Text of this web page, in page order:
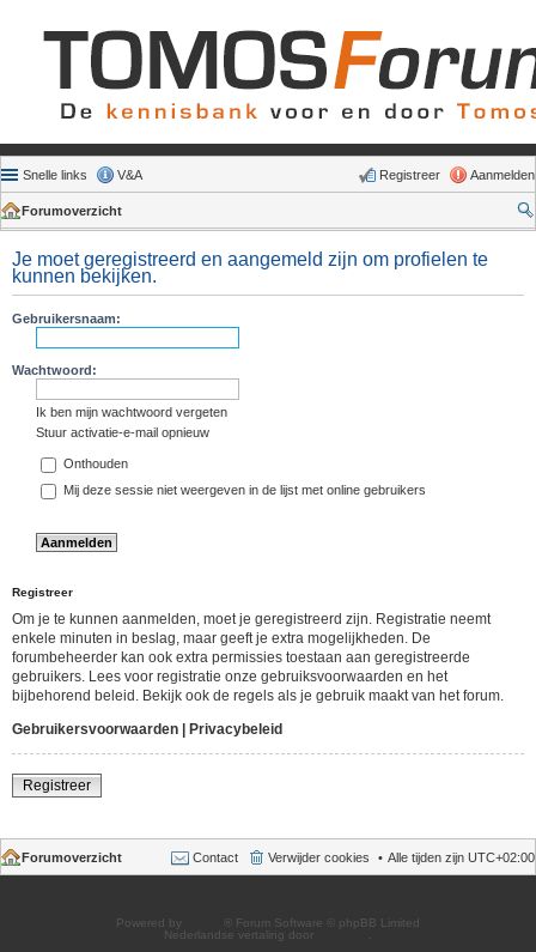
Snelle links V&A Aanmelden
Registreer
Forumoverzicht
Je moet geregistreerd en aangemeld zijn om profielen te
kunnen bekijken.
Gebruikersnaam:
Wachtwoord:
Ik ben mijn wachtwoord vergeten
Stuur activatie-e-mail opnieuw
Onthouden
Mij deze sessie niet weergeven in de lijst met online gebruikers
Registreer
Om je te kunnen aanmelden, moet je geregistreerd zijn. Registratie neemt
enkele minuten in beslag, maar geeft je extra mogelijkheden. De
forumbeheerder kan ook extra permissies toestaan aan geregistreerde
gebruikers. Lees voor registratie onze gebruiksvoorwaarden en het
bijbehorend beleid. Bekijk ook de regels als je gebruik maakt van het forum.
Gebruikersvoorwaarden
Privacybeleid
Registreer
Forumoverzicht Alle tijden zijn UTC+02:00
Verwijder cookies
Contact
Powered by
® Forum Software © phpBB Limited
Nederlandse vertaling door